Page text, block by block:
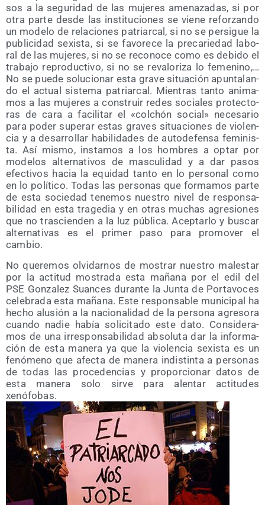
sos a la segu­ri­dad de las muje­res ame­na­za­das, si por
otra par­te des­de las ins­ti­tu­cio­nes se vie­ne refor­zan­do
un mode­lo de rela­cio­nes patriar­cal, si no se per­si­gue la
publi­ci­dad sexis­ta, si se favo­re­ce la pre­ca­rie­dad labo­
ral de las muje­res, si no se reco­no­ce como es debi­do el
tra­ba­jo repro­duc­ti­vo, si no se reva­lo­ri­za lo feme­nino,…
No se pue­de solu­cio­nar esta gra­ve situa­ción apun­ta­lan­
do el actual sis­te­ma patriar­cal. Mien­tras tan­to ani­ma­
mos a las muje­res a cons­truir redes socia­les pro­tec­to­
ras de cara a faci­li­tar el «col­chón social» nece­sa­rio
para poder supe­rar estas gra­ves situa­cio­nes de vio­len­
cia y a desa­rro­llar habi­li­da­des de auto­de­fen­sa femi­nis­
ta. Así mis­mo, ins­ta­mos a los hom­bres a optar por
mode­los alter­na­ti­vos de mas­cu­li­dad y a dar pasos
efec­ti­vos hacia la equi­dad tan­to en lo per­so­nal como
en lo polí­ti­co. Todas las per­so­nas que for­ma­mos par­te
de esta socie­dad tene­mos nues­tro nivel de res­pon­sa­
bi­li­dad en esta tra­ge­dia y en otras muchas agre­sio­nes
que no tras­cien­den a la luz públi­ca. Acep­tar­lo y bus­car
alter­na­ti­vas es el pri­mer paso para pro­mo­ver el
cambio.
No que­re­mos olvi­dar­nos de mos­trar nues­tro males­tar
por la acti­tud mos­tra­da esta maña­na por el edil del
PSE Gon­za­lez Suan­ces duran­te la Jun­ta de Por­ta­vo­ces
cele­bra­da esta maña­na. Este res­pon­sa­ble muni­ci­pal ha
hecho alu­sión a la nacio­na­li­dad de la per­so­na agre­so­ra
cuan­do nadie había soli­ci­ta­do este dato. Con­si­de­ra­
mos de una irres­pon­sa­bi­li­dad abso­lu­ta dar la infor­ma­
ción de esta mane­ra ya que la vio­len­cia sexis­ta es un
fenó­meno que afec­ta de mane­ra indis­tin­ta a per­so­nas
de todas las pro­ce­den­cias y pro­por­cio­nar datos de
esta mane­ra solo sir­ve para alen­tar acti­tu­des
xenófobas.